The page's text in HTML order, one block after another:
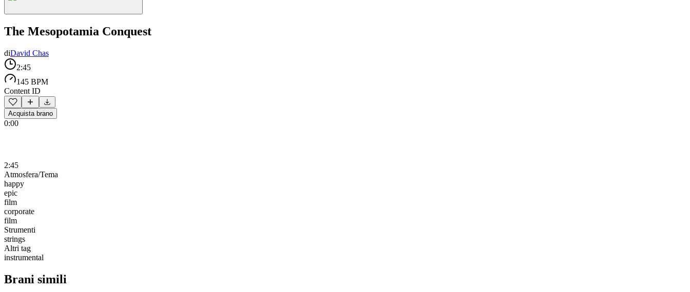
The Mesopotamia Conquest
diDavid Chas
2:45
145 BPM
Content ID
Acquista brano
0:00
2:45
Atmosfera/Tema
happy
epic
film
corporate
film
Strumenti
strings
Altri tag
instrumental
Brani simili